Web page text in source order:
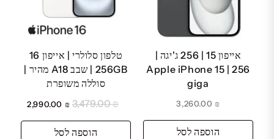
אייפון 15 | 256 ג'יגה |
Apple iPhone 15 | 256
giga
₪
הוספה לסל
טלפון סלולרי | אייפון 16
256GB | שבב A18 מהיר |
סוללה משופרת
₪
3,479.00
המחיר
היה:
₪
המחיר
הוספה לסל